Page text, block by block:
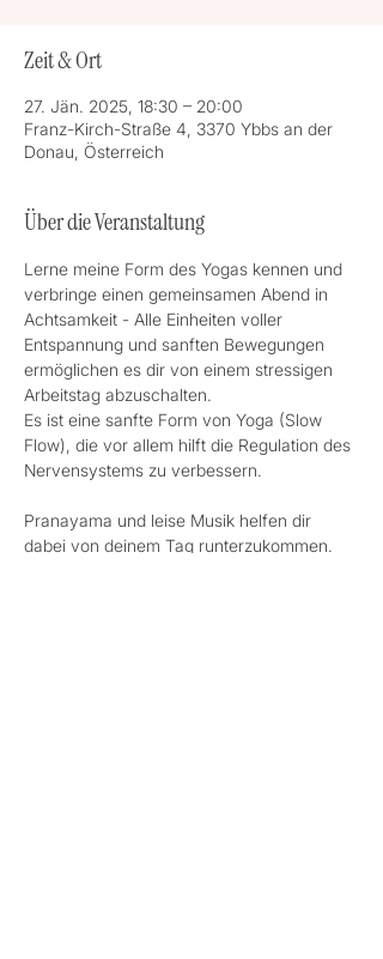
Zeit & Ort
27. Jän. 2025, 18:30 – 20:00
Franz-Kirch-Straße 4, 3370 Ybbs an der
Donau, Österreich
Über die Veranstaltung
Lerne meine Form des Yogas kennen und
verbringe einen gemeinsamen Abend in
Achtsamkeit - Alle Einheiten voller
Entspannung und sanften Bewegungen
ermöglichen es dir von einem stressigen
Arbeitstag abzuschalten.
Es ist eine sanfte Form von Yoga (Slow
Flow), die vor allem hilft die Regulation des
Nervensystems zu verbessern.
Pranayama und leise Musik helfen dir
dabei von deinem Tag runterzukommen.